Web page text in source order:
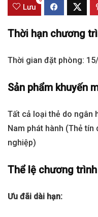
Lưu
Thời hạn chương
Thời gian đặt phòng:
Sản phẩm khuyến
Tất cả loại thẻ do ngân
Nam phát hành (Thẻ tín
nghiệp)
Thể lệ chương trình
Ưu đãi dài hạn: